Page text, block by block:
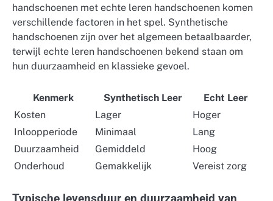
handschoenen met echte leren handschoenen komen
verschillende factoren in het spel. Synthetische
handschoenen zijn over het algemeen betaalbaarder,
terwijl echte leren handschoenen bekend staan om
hun duurzaamheid en klassieke gevoel.
Kenmerk Synthetisch Leer
Echt Leer
Kosten
Lager
Hoger
Inloopperiode
Minimaal
Lang
Duurzaamheid
Gemiddeld
Hoog
Onderhoud
Gemakkelijk Vereist zorg
Typische levensduur en duurzaamheid van